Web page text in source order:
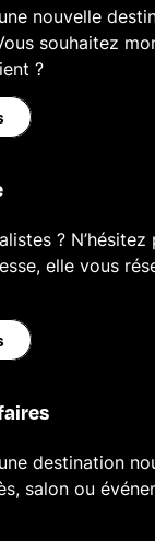
nouvelle
souhaitez
?
?
elle vous
destination
salon ou